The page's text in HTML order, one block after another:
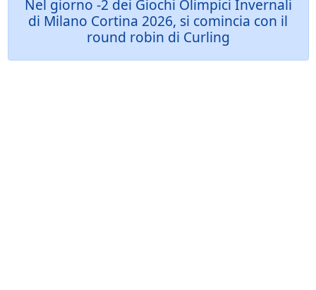
Nel giorno -2 dei Giochi Olimpici Invernali
di Milano Cortina 2026, si comincia con il
round robin di Curling